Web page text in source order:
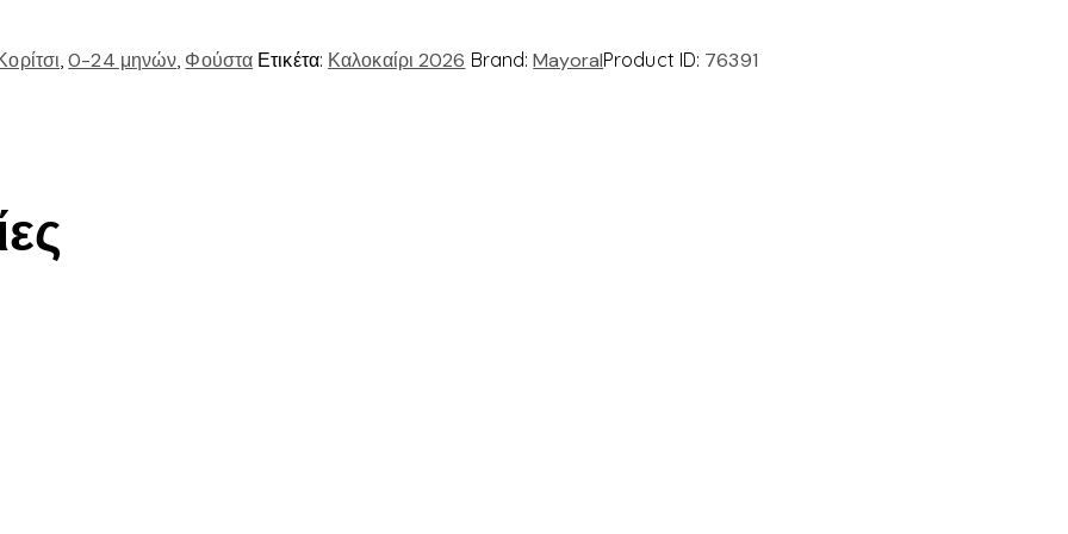
,0-24 μηνών, Φούστα Ετικέτα: Καλοκαίρι 2026 Brand:MayoralProduct ID: 76391